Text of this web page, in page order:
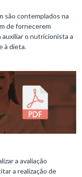
são contemplados na
de fornecerem
auxiliar o nutricionista a
à dieta.
a avaliação
a realização de